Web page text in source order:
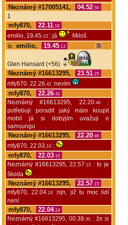
Neznámý #17005141, 04.52:50
1
mfy870, 22.11:18
emilio, 19.45:13 : já Miloš
emilio, 19.45:13
Glen Hansard (+56)
Neznámý #16613295, 23.51:25
mfy870, 22.26:42 :nevím
mfy870, 22.26:42
Neznámý #16613295, 22.20:46:
potřebuji poradit jaký mám koupit
mobil já si dobýjím uvažuji o
samsungu
Neznámý #16613295, 22.20:46
mfy870, 22.03:10 :
mfy870, 22.03:10
Neznámý #16613295, 22.57:15 : to je
škoda
Neznámý #16613295, 22.57:15
mfy870, 22.04:24
:njn, již tu moc lidí
není
mfy870, 22.04:24
Neznámý #16613295, 00.38:30 : že si